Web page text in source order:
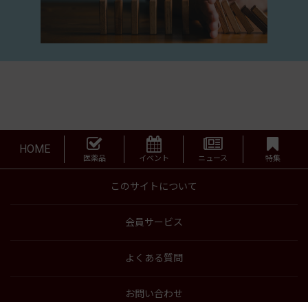
HOME
医薬品 イベント ニュース 特集
このサイトについて
会員サービス
よくある質問
お問い合わせ